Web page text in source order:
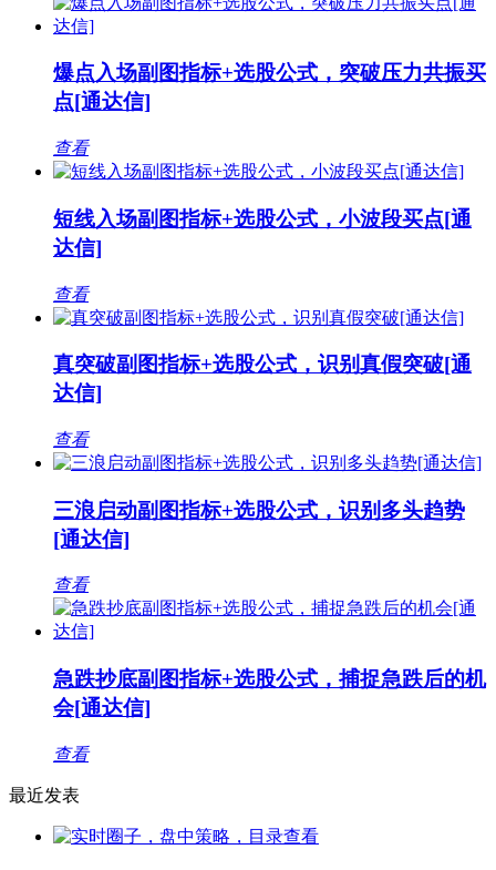
爆点入场副图指标+选股公式，突破压力共振买
点[通达信]
查看
短线入场副图指标+选股公式，小波段买点[通
达信]
查看
真突破副图指标+选股公式，识别真假突破[通
达信]
查看
三浪启动副图指标+选股公式，识别多头趋势
[通达信]
查看
急跌抄底副图指标+选股公式，捕捉急跌后的机
会[通达信]
查看
最近发表